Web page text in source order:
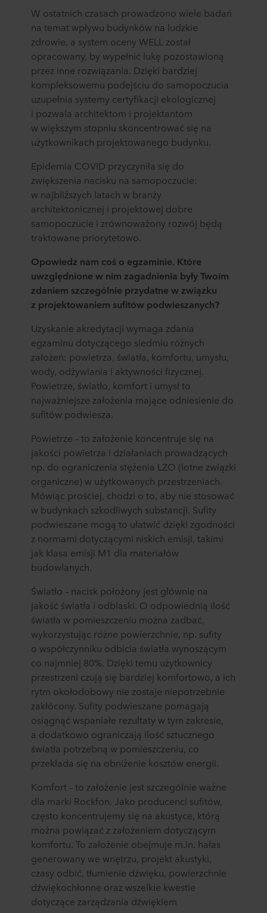
W ostatnich czasach prowadzono wiele badań
na temat wpływu budynków na ludzkie
zdrowie, a system oceny WELL został
opracowany, by wypełnić lukę pozostawioną
przez inne rozwiązania. Dzięki bardziej
kompleksowemu podejściu do samopoczucia
uzupełnia systemy certyfikacji ekologicznej
i pozwala architektom i projektantom
w większym stopniu skoncentrować się na
użytkownikach projektowanego budynku.
Epidemia COVID przyczyniła się do
zwiększenia nacisku na samopoczucie:
w najbliższych latach w branży
architektonicznej i projektowej dobre
samopoczucie i zrównoważony rozwój będą
traktowane priorytetowo.
Opowiedz nam coś o egzaminie. Które
uwzględnione w nim zagadnienia były Twoim
zdaniem szczególnie przydatne w związku
z projektowaniem sufitów podwieszanych?
Uzyskanie akredytacji wymaga zdania
egzaminu dotyczącego siedmiu różnych
założeń: powietrza, światła, komfortu, umysłu,
wody, odżywiania i aktywności fizycznej.
Powietrze, światło, komfort i umysł to
najważniejsze założenia mające odniesienie do
sufitów podwiesza.
Powietrze – to założenie koncentruje się na
jakości powietrza i działaniach prowadzących
np. do ograniczenia stężenia LZO (lotne związki
organiczne) w użytkowanych przestrzeniach.
Mówiąc prościej, chodzi o to, aby nie stosować
w budynkach szkodliwych substancji. Sufity
podwieszane mogą to ułatwić dzięki zgodności
z normami dotyczącymi niskich emisji, takimi
jak klasa emisji M1 dla materiałów
budowlanych.
Światło – nacisk położony jest głównie na
jakość światła i odblaski. O odpowiednią ilość
światła w pomieszczeniu można zadbać,
wykorzystując różne powierzchnie, np. sufity
o współczynniku odbicia światła wynoszącym
co najmniej 80%. Dzięki temu użytkownicy
przestrzeni czują się bardziej komfortowo, a ich
rytm okołodobowy nie zostaje niepotrzebnie
zakłócony. Sufity podwieszane pomagają
osiągnąć wspaniałe rezultaty w tym zakresie,
a dodatkowo ograniczają ilość sztucznego
światła potrzebną w pomieszczeniu, co
przekłada się na obniżenie kosztów energii.
Komfort – to założenie jest szczególnie ważne
dla marki Rockfon. Jako producenci sufitów,
często koncentrujemy się na akustyce, którą
można powiązać z założeniem dotyczącym
komfortu. To założenie obejmuje m.in. hałas
generowany we wnętrzu, projekt akustyki,
czasy odbić, tłumienie dźwięku, powierzchnie
dźwiękochłonne oraz wszelkie kwestie
dotyczące zarządzania dźwiękiem